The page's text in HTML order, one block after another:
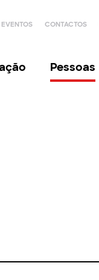
EVENTOS CONTACTOS
Pessoas